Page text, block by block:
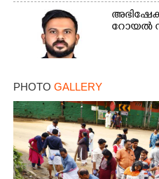
റോയൽ
PHOTO GALLERY